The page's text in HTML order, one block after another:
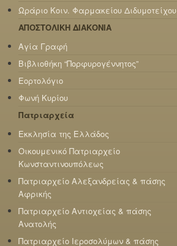
Ωράριο Κοιν. Φαρμακείου Διδυμοτείχου
ΑΠΟΣΤΟΛΙΚΗ ΔΙΑΚΟΝΙΑ
Αγία Γραφή
Βιβλιοθήκη “Πορφυρογέννητος”
Εορτολόγιο
Φωνή Κυρίου
Πατριαρχεία
Εκκλησία της Ελλάδος
Οικουμενικό Πατριαρχείο
Κωνσταντινουπόλεως
Πατριαρχείο Αλεξανδρείας & πάσης
Αφρικής
Πατριαρχείο Αντιοχείας & πάσης
Ανατολής
Πατριαρχείο Ιεροσολύμων & πάσης